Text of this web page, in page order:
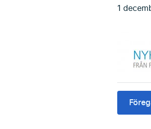
1